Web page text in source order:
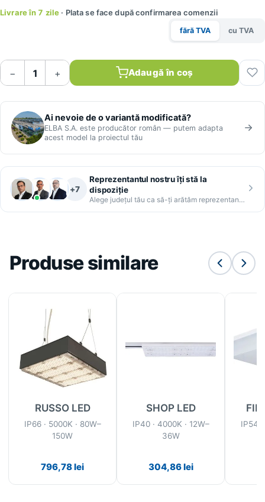
Livrare în 7 zile · Plata se face după confirmarea comenzii
fără TVA cu TVA
− + Adaugă în coș
Ai nevoie de o variantă modificată?
ELBA S.A. este producător român — putem adapta
acest model la proiectul tău
+7
Reprezentantul nostru îți stă la
dispoziție
Alege județul tău ca să-ți arătăm reprezentantul
Produse similare
RUSSO LED
IP66 · 5000K · 80W–
150W
796,78lei
SHOP LED
IP40 · 4000K · 12W–
36W
304,86lei
IP54